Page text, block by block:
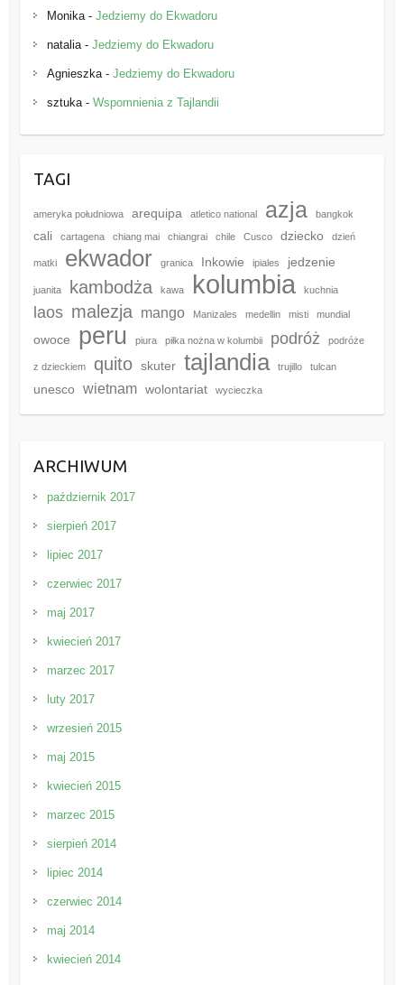
Monika- Jedziemy do Ekwadoru
natalia- Jedziemy do Ekwadoru
Agnieszka- Jedziemy do Ekwadoru
sztuka- Wspomnienia z Tajlandii
TAGI
ameryka południowa arequipa atletico national azja bangkok
cali cartagena chiang mai chiangrai chile Cusco dziecko dzień
matki ekwador granica Inkowie ipiales jedzenie
juanita kambodża kawa kolumbia kuchnia
laos malezja mango Manizales medellin misti mundial
owoce peru piura piłka nożna w kolumbii podróż podróże
z dzieckiem quito skuter tajlandia trujillo tulcan
unesco wietnam wolontariat wycieczka
ARCHIWUM
październik 2017
sierpień 2017
lipiec 2017
czerwiec 2017
maj 2017
kwiecień 2017
marzec 2017
luty 2017
wrzesień 2015
maj 2015
kwiecień 2015
marzec 2015
sierpień 2014
lipiec 2014
czerwiec 2014
maj 2014
kwiecień 2014